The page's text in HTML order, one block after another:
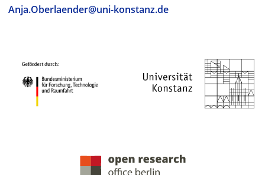
Anja.Oberlaender@uni-konstanz.de